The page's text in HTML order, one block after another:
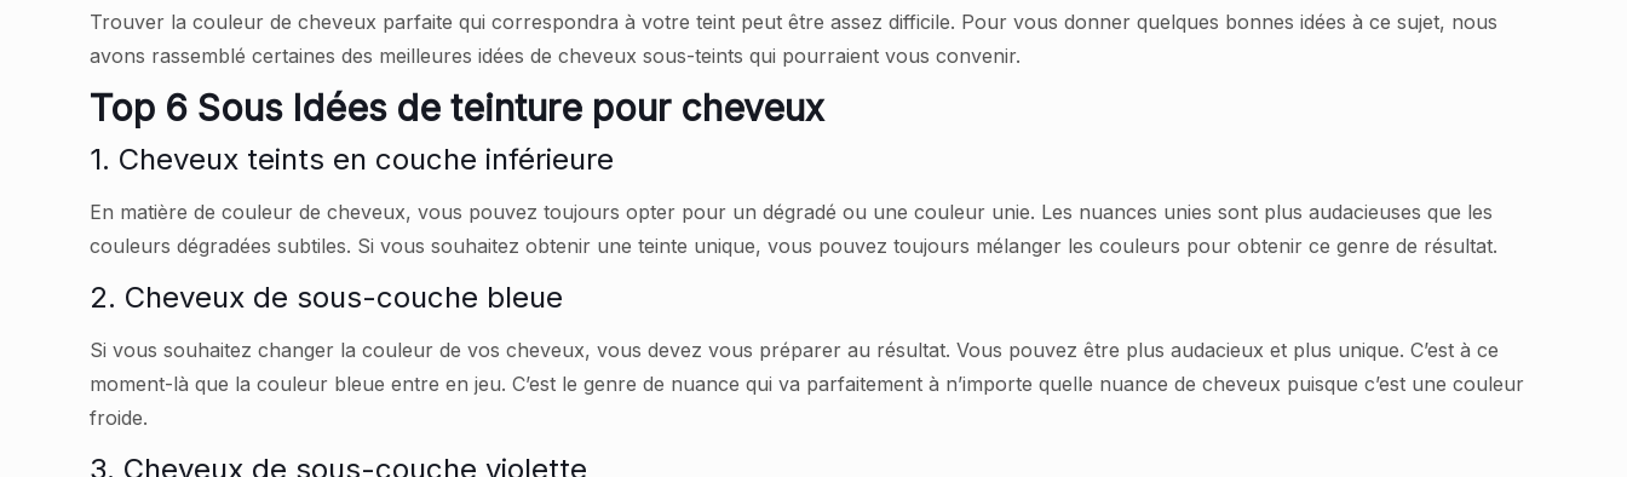
Trouver la couleur de cheveux parfaite qui correspondra à votre teint peut être assez difficile. Pour vous donner quelques bonnes idées à ce sujet, nous
avons rassemblé certaines des meilleures idées de cheveux sous-teints qui pourraient vous convenir.
Top 6 Sous Idées de teinture pour cheveux
1. Cheveux teints en couche inférieure
En matière de couleur de cheveux, vous pouvez toujours opter pour un dégradé ou une couleur unie. Les nuances unies sont plus audacieuses que les
couleurs dégradées subtiles. Si vous souhaitez obtenir une teinte unique, vous pouvez toujours mélanger les couleurs pour obtenir ce genre de résultat.
2. Cheveux de sous-couche bleue
Si vous souhaitez changer la couleur de vos cheveux, vous devez vous préparer au résultat. Vous pouvez être plus audacieux et plus unique. C’est à ce
moment-là que la couleur bleue entre en jeu. C’est le genre de nuance qui va parfaitement à n’importe quelle nuance de cheveux puisque c’est une couleur
froide.
3. Cheveux de sous-couche violette